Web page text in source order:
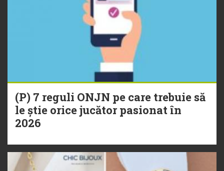
(P) 7 reguli ONJN pe care trebuie să
le știe orice jucător pasionat în
2026